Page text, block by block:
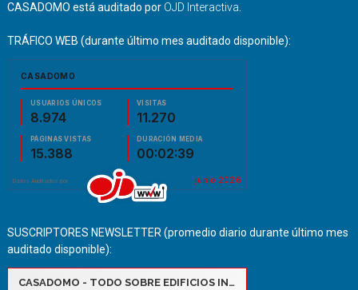
CASADOMO está auditado por OJD Interactiva.
TRÁFICO WEB (durante último mes auditado disponible):
SUSCRIPTORES NEWSLETTER (promedio diario durante último mes
auditado disponible):